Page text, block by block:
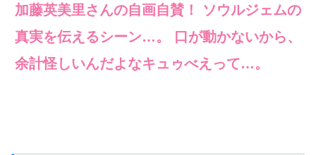
加藤英美里さんの自画自賛！ ソウルジェムの
真実を伝えるシーン…。 口が動かないから、
余計怪しいんだよなキュゥべえって…。